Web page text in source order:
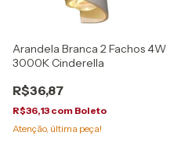
Arandela Branca 2 Fachos 4W
3000K Cinderella
R$36,87
R$36,13 com Boleto
Atenção, última peça!